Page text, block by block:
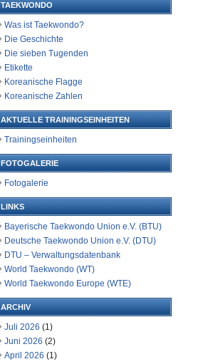
TAEKWONDO
Was ist Taekwondo?
Die Geschichte
Die sieben Tugenden
Etikette
Koreanische Flagge
Koreanische Zahlen
AKTUELLE TRAININGSEINHEITEN
Trainingseinheiten
FOTOGALERIE
Fotogalerie
LINKS
Bayerische Taekwondo Union e.V. (BTU)
Deutsche Taekwondo Union e.V. (DTU)
DTU – Verwaltungsdatenbank
World Taekwondo (WT)
World Taekwondo Europe (WTE)
ARCHIV
Juli 2026 (1)
Juni 2026 (2)
April 2026 (1)